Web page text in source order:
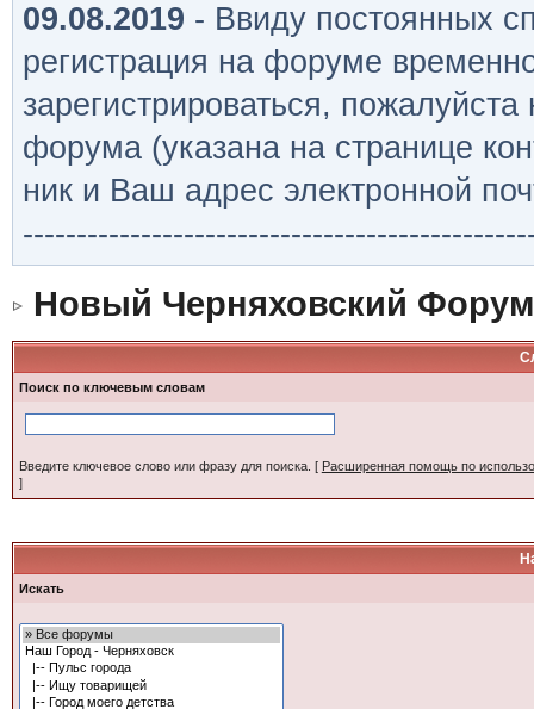
09.08.2019 - Ввиду постоянных
регистрация на форуме
зарегистрироваться,
форума (указана на странице
ник и Ваш адрес электронной
Новый Черняховский Форум
Поиск по ключевым словам
Введите ключевое слово или фразу для поиска. [ Расширенная помощь по
]
Искать